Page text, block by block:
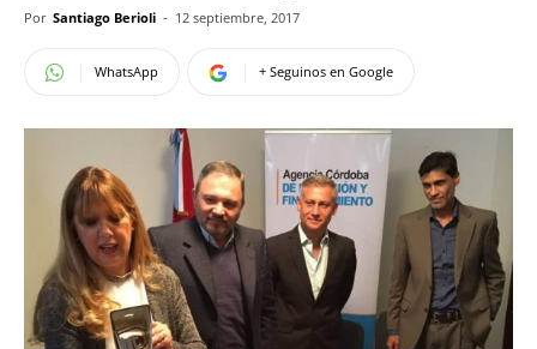
Por Santiago Berioli - 12 septiembre, 2017
WhatsApp + Seguinos en Google